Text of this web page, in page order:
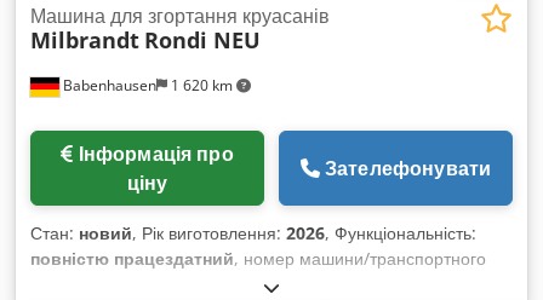
Babenhausen 1 620 km
Машина для згортання круасанів
Milbrandt Rondi NEU
ціну
Зателефонувати
Стан: новий, Рік виготовлення: 2026, Функціональність:
повністю працездатний, номер машини/транспортного
24 місяці